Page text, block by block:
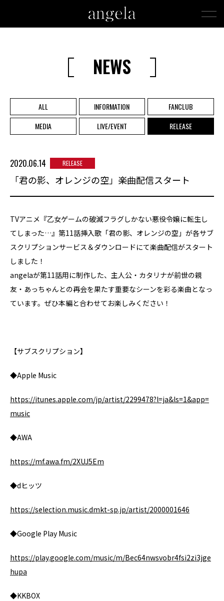
NEWS
ALL INFORMATION
FANCLUB
MEDIA
LIVE/EVENT RELEASE
2020.06.14 RELEASE
「君の影、オレンジの空」楽曲配信スタート
TVアニメ『乙女ゲームの破滅フラグしかない悪役令嬢に転生し
てしまった…』第11話挿入歌「君の影、オレンジの空」が各サブ
スクリプションサービス＆ダウンロードにて楽曲配信がスタート
しました！
angelaが第11話用に制作した、主人公・カタリナが前世の親
友・あっちゃんとの再会を果たす重要なシーンを彩る楽曲となっ
ています。ぜひ本編と合わせてお楽しみください！
【サブスクリプション】
◆Apple Music
https://itunes.apple.com/jp/artist/2299478?l=ja&ls=1&app=
music
◆AWA
https://mf.awa.fm/2XUJ5Em
◆dヒッツ
https://selection.music.dmkt-sp.jp/artist/2000001646
◆Google Play Music
https://play.google.com/music/m/Bec64nwsvobr4fsi2zi3jge
hupa
◆KKBOX